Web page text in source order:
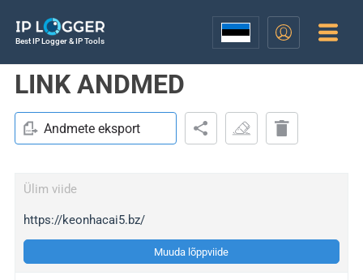
Best IP Logger & IP Tools
LINK ANDMED
Andmete eksport
Ülim viide
https://keonhacai5.bz/
Muuda lõppviide